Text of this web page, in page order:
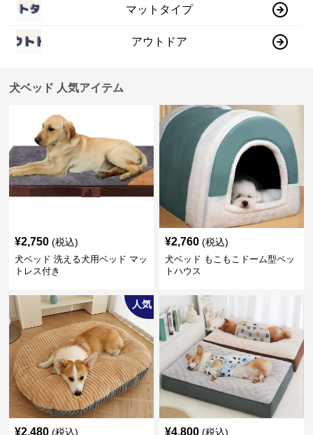
マットタイプ
アウトドア
犬ベッド 人気アイテム
¥2,750 (税込)
犬ベッド 洗える犬用ベッド マッ
トレス付き
¥2,760 (税込)
犬ベッド もこもこドーム型ペッ
トハウス
人気
¥2,480 (税込) ¥4,800 (税込)